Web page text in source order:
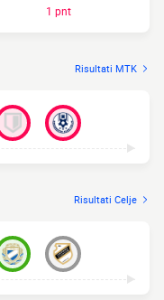
1 pnt
Risultati MTK
Risultati Celje